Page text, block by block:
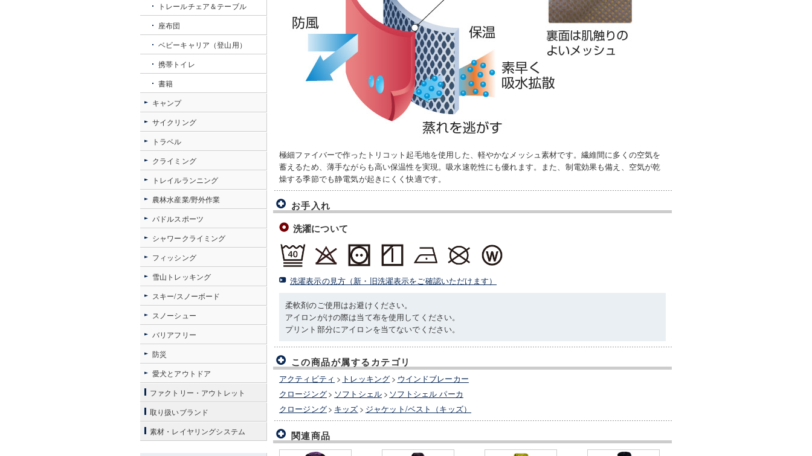
極細ファイバーで作ったトリコット起毛地を使用した、軽やかなメッシュ素材です。繊維間に多くの空気を
蓄えるため、薄手ながらも高い保温性を実現。吸水速乾性にも優れます。また、制電効果も備え、空気が乾
燥する季節でも静電気が起きにくく快適です。
お手入れ
洗濯について
洗濯表示の見方（新・旧洗濯表示をご確認いただけます）
柔軟剤のご使用はお避けください。
アイロンがけの際は当て布を使用してください。
プリント部分にアイロンを当てないでください。
この商品が属するカテゴリ
アクティビティ > トレッキング > ウインドブレーカー
クロージング> ソフトシェル > ソフトシェル パーカ
クロージング> キッズ > ジャケット/ベスト（キッズ）
関連商品
トレールチェア＆テーブル
座布団
ベビーキャリア（登山用）
携帯トイレ
書籍
キャンプ
サイクリング
トラベル
クライミング
トレイルランニング
農林水産業/野外作業
パドルスポーツ
シャワークライミング
フィッシング
雪山トレッキング
スキー/スノーボード
スノーシュー
バリアフリー
防災
愛犬とアウトドア
ファクトリー・アウトレット
取り扱いブランド
素材・レイヤリングシステム